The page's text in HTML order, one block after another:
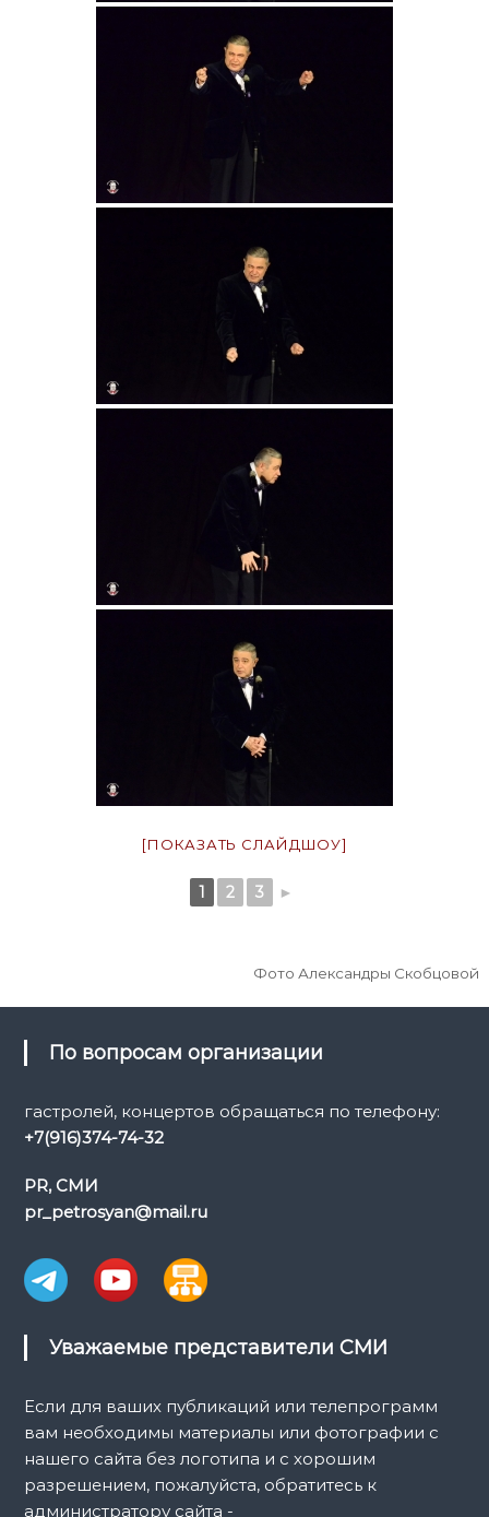
[ПОКАЗАТЬ СЛАЙДШОУ]
1 2 3 ►
Фото Александры Скобцовой
По вопросам организации
гастролей, концертов обращаться по телефону:
+7(916)374-74-32
PR, СМИ
pr_petrosyan@mail.ru
Уважаемые представители СМИ
Если для ваших публикаций или телепрограмм
вам необходимы материалы или фотографии с
нашего сайта без логотипа и с хорошим
разрешением, пожалуйста, обратитесь к
администратору сайта -